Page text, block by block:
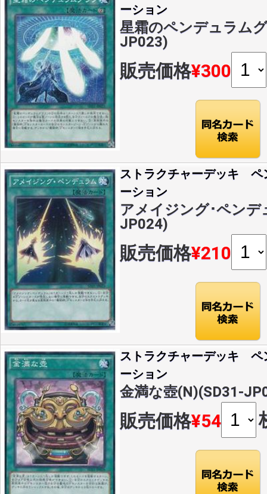
ーション
星霜のペンデュラム
JP023)
販売価格¥300
ストラクチャーデッキ ペ
ーション
アメイジング･ペンデ
JP024)
販売価格¥210
ストラクチャーデッキ ペ
ーション
金満な壺(N)(SD31-
販売価格¥54